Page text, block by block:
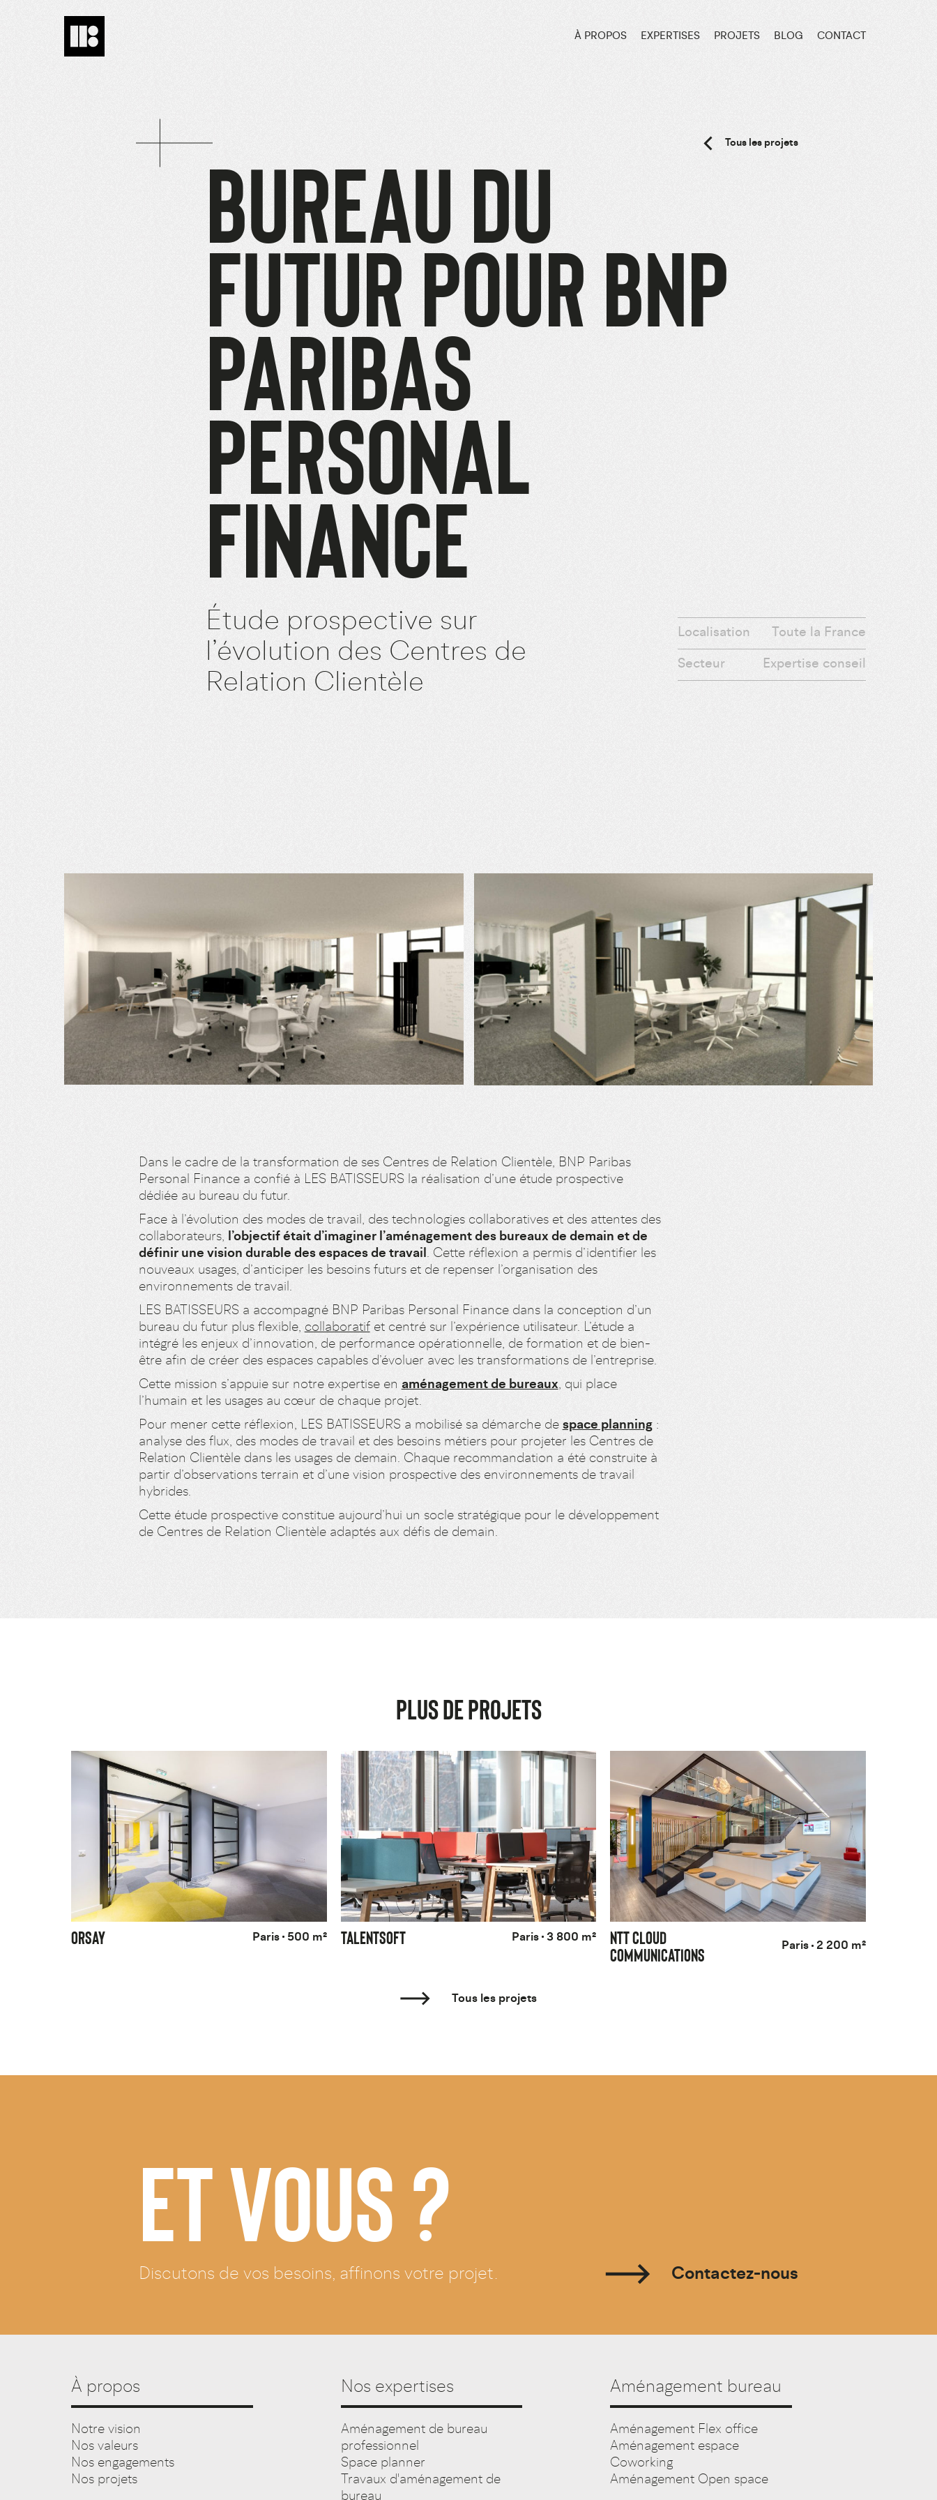
À PROPOS EXPERTISES PROJETS BLOG CONTACT
Tous les projets
BUREAU DU
FUTUR POUR BNP
PARIBAS
PERSONAL
FINANCE
Étude prospective sur
l’évolution des Centres de
Relation Clientèle
Localisation Toute la France
Secteur Expertise conseil
Dans le cadre de la transformation de ses Centres de Relation Clientèle, BNP Paribas
Personal Finance a confié à LES BATISSEURS la réalisation d’une étude prospective
dédiée au bureau du futur.
Face à l’évolution des modes de travail, des technologies collaboratives et des attentes des
collaborateurs, l’objectif était d’imaginer l’aménagement des bureaux de demain et de
définir une vision durable des espaces de travail. Cette réflexion a permis d’identifier les
nouveaux usages, d’anticiper les besoins futurs et de repenser l’organisation des
environnements de travail.
LES BATISSEURS a accompagné BNP Paribas Personal Finance dans la conception d’un
bureau du futur plus flexible, collaboratifet centré sur l’expérience utilisateur. L’étude a
intégré les enjeux d’innovation, de performance opérationnelle, de formation et de bien-
être afin de créer des espaces capables d’évoluer avec les transformations de l’entreprise.
Cette mission s’appuie sur notre expertise en aménagement de bureaux, qui place
l’humain et les usages au cœur de chaque projet.
Pour mener cette réflexion, LES BATISSEURS a mobilisé sa démarche de space planning:
analyse des flux, des modes de travail et des besoins métiers pour projeter les Centres de
Relation Clientèle dans les usages de demain. Chaque recommandation a été construite à
partir d’observations terrain et d’une vision prospective des environnements de travail
hybrides.
Cette étude prospective constitue aujourd’hui un socle stratégique pour le développement
de Centres de Relation Clientèle adaptés aux défis de demain.
PLUS DE PROJETS
ORSAY Paris 500 m² TALENTSOFT Paris 3 800 m²
NTT CLOUD
COMMUNICATIONS
Paris 2 200 m²
Tous les projets
ET VOUS ?
Discutons de vos besoins, affinons votre projet. Contactez-nous
À propos
Notre vision
Nos valeurs
Nos engagements
Nos projets
Nos expertises
Aménagement de bureau
professionnel
Space planner
Travaux d'aménagement de
bureau
Aménagement bureau
Aménagement Flex office
Aménagement espace
Coworking
Aménagement Open space